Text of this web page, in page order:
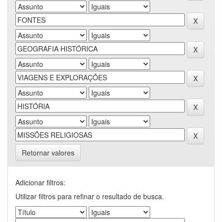
Retornar valores
Adicionar filtros:
Utilizar filtros para refinar o resultado de busca.